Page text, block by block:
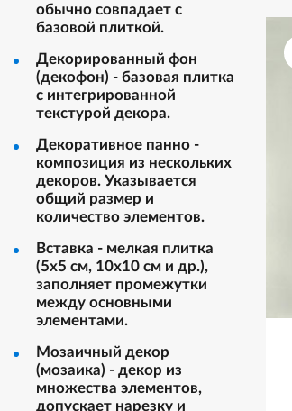
обычно совпадает с
базовой плиткой.
Декорированный фон
(декофон) - базовая плитка
с интегрированной
текстурой декора.
Декоративное панно -
композиция из нескольких
декоров. Указывается
общий размер и
количество элементов.
Вставка - мелкая плитка
(5х5 см, 10х10 см и др.),
заполняет промежутки
между основными
элементами.
Мозаичный декор
(мозаика) - декор из
множества элементов,
допускает нарезку и